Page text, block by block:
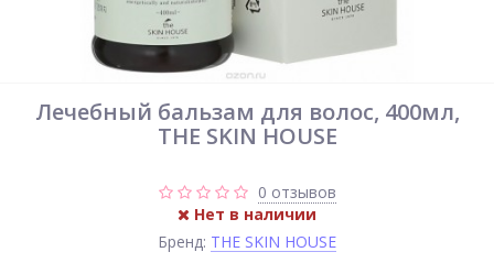
Лечебный бальзам для волос, 400мл,
THE SKIN HOUSE
0 отзывов
Нет в наличии
Бренд: THE SKIN HOUSE